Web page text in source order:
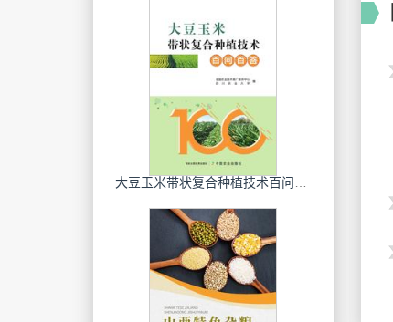
大豆玉米带状复合种植技术百问百答